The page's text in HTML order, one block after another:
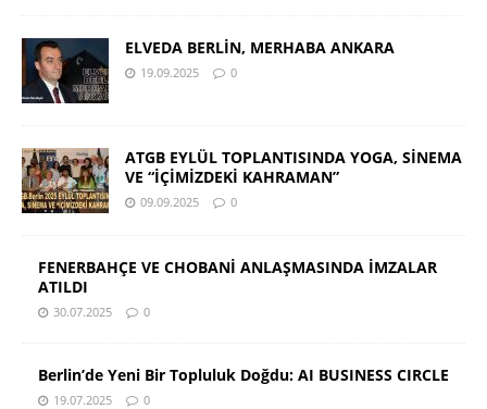
ELVEDA BERLİN, MERHABA ANKARA
19.09.2025 0
ATGB EYLÜL TOPLANTISINDA YOGA, SİNEMA
VE “İÇİMİZDEKİ KAHRAMAN”
09.09.2025 0
FENERBAHÇE VE CHOBANİ ANLAŞMASINDA İMZALAR
ATILDI
30.07.2025 0
Berlin’de Yeni Bir Topluluk Doğdu: AI BUSINESS CIRCLE
19.07.2025 0